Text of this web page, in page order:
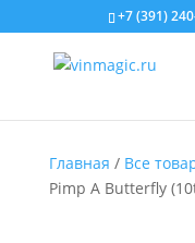
+7 (391)
Главная / Все
Pimp A Butterfly